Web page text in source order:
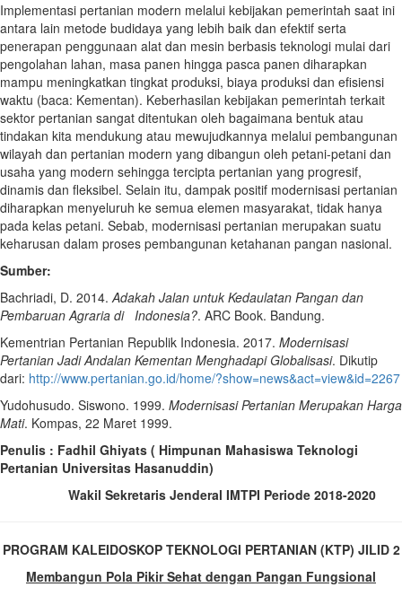
Implementasi pertanian modern melalui kebijakan pemerintah saat ini
antara lain metode budidaya yang lebih baik dan efektif serta
penerapan penggunaan alat dan mesin berbasis teknologi mulai dari
pengolahan lahan, masa panen hingga pasca panen diharapkan
mampu meningkatkan tingkat produksi, biaya produksi dan efisiensi
waktu (baca: Kementan). Keberhasilan kebijakan pemerintah terkait
sektor pertanian sangat ditentukan oleh bagaimana bentuk atau
tindakan kita mendukung atau mewujudkannya melalui pembangunan
wilayah dan pertanian modern yang dibangun oleh petani-petani dan
usaha yang modern sehingga tercipta pertanian yang progresif,
dinamis dan fleksibel. Selain itu, dampak positif modernisasi pertanian
diharapkan menyeluruh ke semua elemen masyarakat, tidak hanya
pada kelas petani. Sebab, modernisasi pertanian merupakan suatu
keharusan dalam proses pembangunan ketahanan pangan nasional.
Sumber:
Bachriadi, D. 2014.Adakah Jalan untuk Kedaulatan Pangan dan
Pembaruan Agraria di Indonesia?. ARC Book. Bandung.
Kementrian Pertanian Republik Indonesia. 2017. Modernisasi
Pertanian Jadi Andalan Kementan Menghadapi Globalisasi. Dikutip
dari: http://www.pertanian.go.id/home/?show=news&act=view&id=2267
Yudohusudo. Siswono. 1999. Modernisasi Pertanian Merupakan Harga
Mati. Kompas, 22 Maret 1999.
Penulis : Fadhil Ghiyats ( Himpunan Mahasiswa Teknologi
Pertanian Universitas Hasanuddin)
Wakil Sekretaris Jenderal IMTPI Periode 2018-2020
PROGRAM KALEIDOSKOP TEKNOLOGI PERTANIAN (KTP) JILID 2
Membangun Pola Pikir Sehat dengan Pangan Fungsional